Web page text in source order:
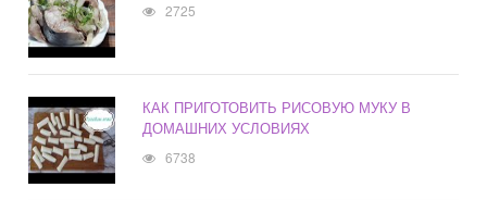
2725
КАК ПРИГОТОВИТЬ РИСОВУЮ МУКУ В
ДОМАШНИХ УСЛОВИЯХ
6738